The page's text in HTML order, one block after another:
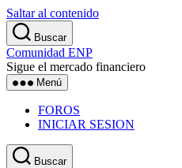
Saltar al contenido
Buscar
Comunidad ENP
Sigue el mercado financiero
Menú
FOROS
INICIAR SESION
Buscar